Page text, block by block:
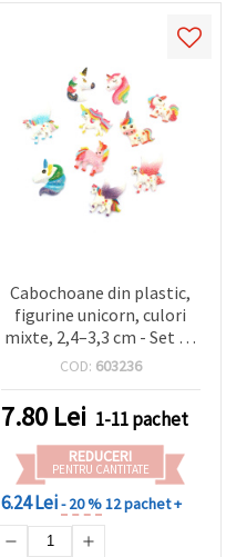
Cabochoane din plastic,
figurine unicorn, culori
mixte, 2,4–3,3 cm - Set de
10 bucăți
COD: 603236
7.80 Lei 1-11 pachet
REDUCERI
PENTRU CANTITATE
6.24 Lei- 20 %12 pachet +